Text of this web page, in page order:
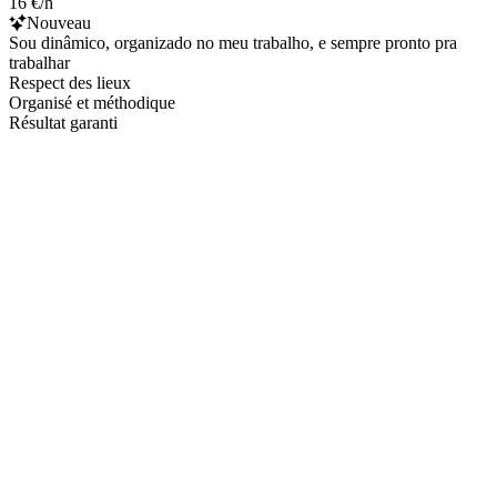
Nouveau
Sou dinâmico, organizado no meu trabalho, e sempre pronto pra
trabalhar
Respect des lieux
Organisé et méthodique
Résultat garanti